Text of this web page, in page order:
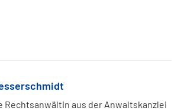
Rechtsanwältin aus der Anwaltskanzlei